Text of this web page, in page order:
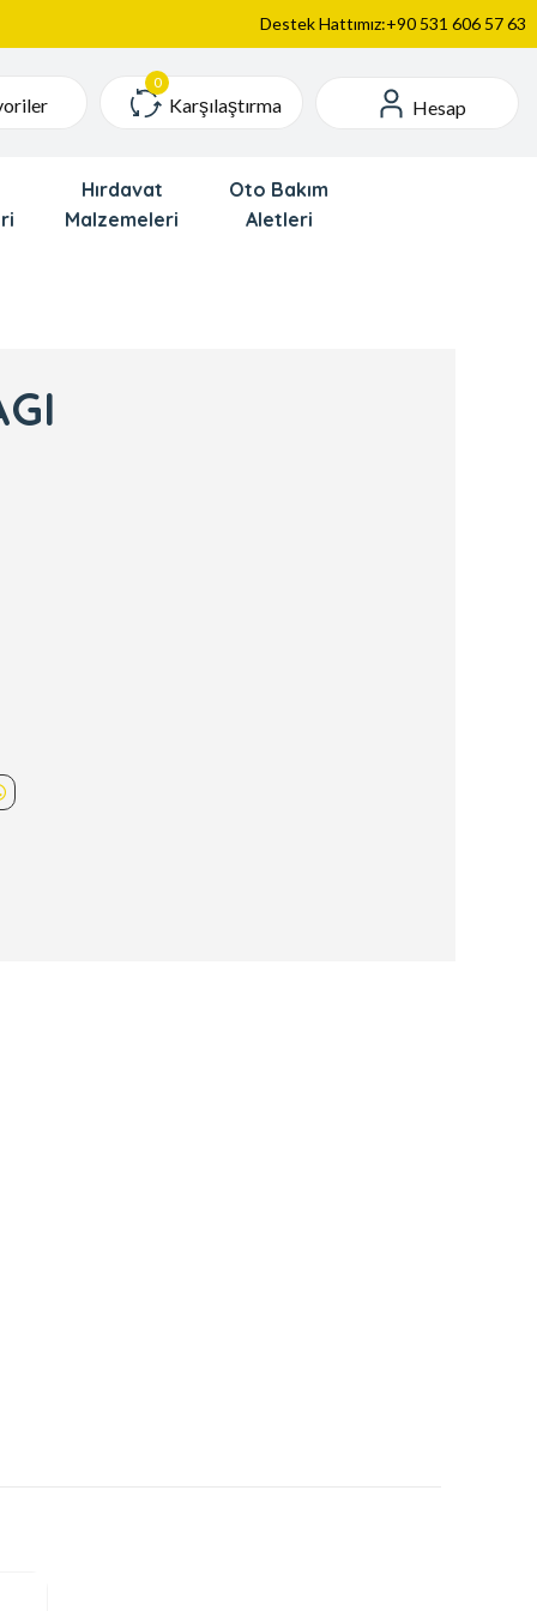
Destek Hattımız:+90 531 606 57 63
Karşılaştırma Hesap
Hırdavat
Malzemeleri
Oto Bakım
Aletleri